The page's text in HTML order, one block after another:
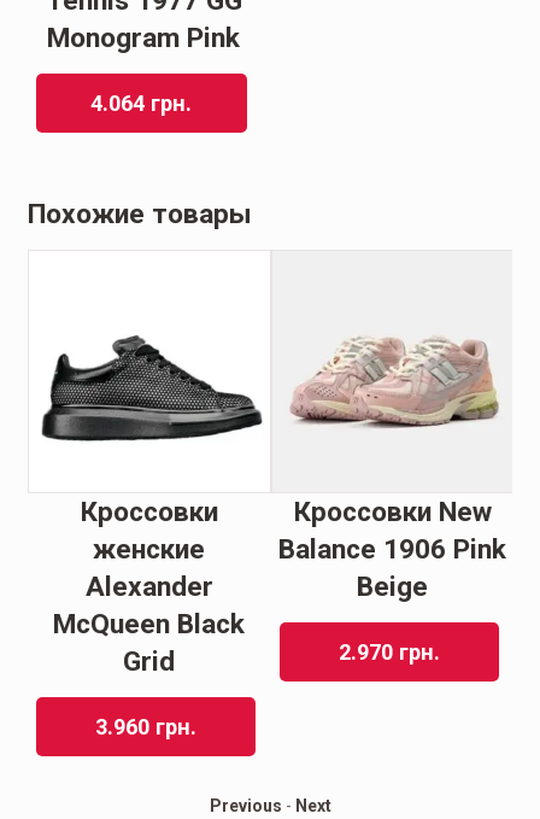
Monogram Pink
4.064 грн.
Похожие товары
Кроссовки
женские
Alexander
McQueen Black
Grid
3.960 грн.
Кроссовки New
Balance 1906 Pink
Beige
2.970 грн.
Previous - Next